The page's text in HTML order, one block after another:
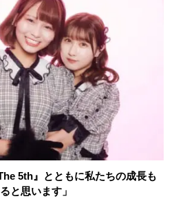
5th』とともに私たちの成長も
と思います」